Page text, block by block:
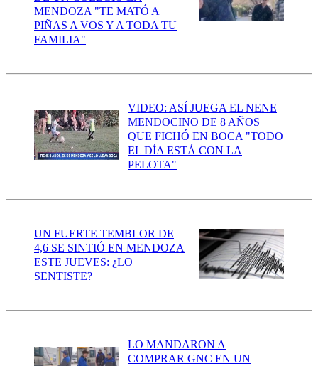
MENDOZA "TE MATÓ A
PIÑAS A VOS Y A TODA TU
FAMILIA"
VIDEO: ASÍ JUEGA EL NENE
MENDOCINO DE 8 AÑOS
QUE FICHÓ EN BOCA "TODO
EL DÍA ESTÁ CON LA
PELOTA"
UN FUERTE TEMBLOR DE
4,6 SE SINTIÓ EN MENDOZA
ESTE JUEVES: ¿LO
SENTISTE?
LO MANDARON A
COMPRAR GNC EN UN